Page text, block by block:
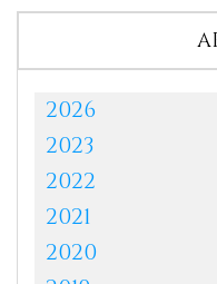
2026
2023
2022
2021
2020